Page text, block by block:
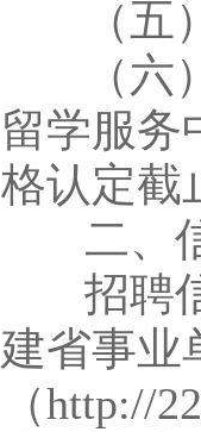
（五）
（六）
留学服务
格认定截
二、
招聘信
建省事业
（http://